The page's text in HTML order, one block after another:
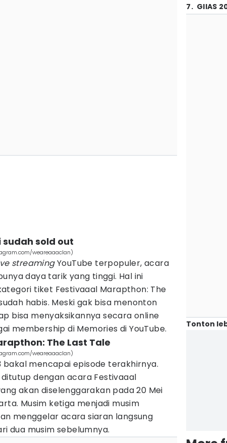
sold out
weareaaaclan)
streamingYouTube terpopuler, acara
daya tarik yang tinggi. Hal ini
tiket Festivaaal Marapthon: The
habis. Meski gak bisa menonton
bisa menyaksikannya secara online
membership di Memories di YouTube.
The Last Tale
weareaaaclan)
bakal mencapai episode terakhirnya.
dengan acara Festivaaal
akan diselenggarakan pada 20 Mei
Musim ketiga menjadi musim
menggelar acara siaran langsung
dua musim sebelumnya.
7. GIIAS
Tonton